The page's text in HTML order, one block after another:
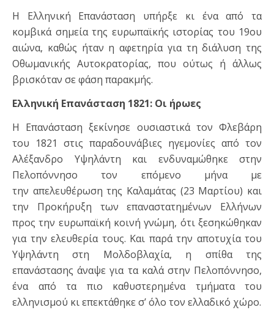
Η Ελληνική Επανάσταση υπήρξε κι ένα από τα
κομβικά σημεία της ευρωπαϊκής ιστορίας του 19ου
αιώνα, καθώς ήταν η αφετηρία για τη διάλυση της
Οθωμανικής Αυτοκρατορίας, που ούτως ή άλλως
βρισκόταν σε φάση παρακμής.
Ελληνική Επανάσταση 1821: Οι ήρωες
Η Επανάσταση ξεκίνησε ουσιαστικά τον Φλεβάρη
του 1821 στις παραδουνάβιες ηγεμονίες από τον
Αλέξανδρο Υψηλάντη και ενδυναμώθηκε στην
Πελοπόννησο τον επόμενο μήνα με
την απελευθέρωση της Καλαμάτας (23 Μαρτίου) και
την Προκήρυξη των επαναστατημένων Ελλήνων
προς την ευρωπαϊκή κοινή γνώμη, ότι ξεσηκώθηκαν
για την ελευθερία τους. Και παρά την αποτυχία του
Υψηλάντη στη Μολδοβλαχία, η σπίθα της
επανάστασης άναψε για τα καλά στην Πελοπόννησο,
ένα από τα πιο καθυστερημένα τμήματα του
ελληνισμού κι επεκτάθηκε σ’ όλο τον ελλαδικό χώρο.